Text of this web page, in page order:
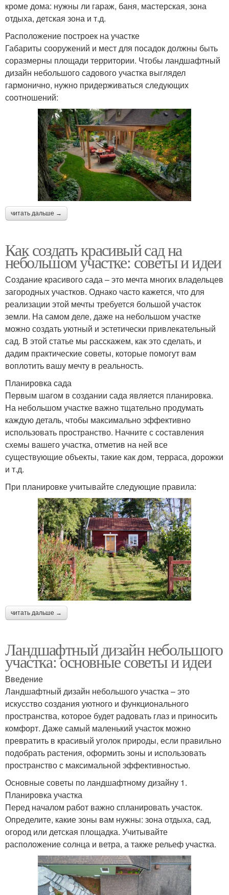
кроме дома: нужны ли гараж, баня, мастерская, зона
отдыха, детская зона и т.д.
Расположение построек на участке
Габариты сооружений и мест для посадок должны быть
соразмерны площади территории. Чтобы ландшафтный
дизайн небольшого садового участка выглядел
гармонично, нужно придерживаться следующих
соотношений:
читать дальше →
Как создать красивый сад на
небольшом участке: советы и идеи
Создание красивого сада – это мечта многих владельцев
загородных участков. Однако часто кажется, что для
реализации этой мечты требуется большой участок
земли. На самом деле, даже на небольшом участке
можно создать уютный и эстетически привлекательный
сад. В этой статье мы расскажем, как это сделать, и
дадим практические советы, которые помогут вам
воплотить вашу мечту в реальность.
Планировка сада
Первым шагом в создании сада является планировка.
На небольшом участке важно тщательно продумать
каждую деталь, чтобы максимально эффективно
использовать пространство. Начните с составления
схемы вашего участка, отметив на ней все
существующие объекты, такие как дом, терраса, дорожки
и т.д.
При планировке учитывайте следующие правила:
читать дальше →
Ландшафтный дизайн небольшого
участка: основные советы и идеи
Введение
Ландшафтный дизайн небольшого участка – это
искусство создания уютного и функционального
пространства, которое будет радовать глаз и приносить
комфорт. Даже самый маленький участок можно
превратить в красивый уголок природы, если правильно
подобрать растения, оформить зоны и использовать
пространство с максимальной эффективностью.
Основные советы по ландшафтному дизайну 1.
Планировка участка
Перед началом работ важно спланировать участок.
Определите, какие зоны вам нужны: зона отдыха, сад,
огород или детская площадка. Учитывайте
расположение солнца и ветра, а также рельеф участка.